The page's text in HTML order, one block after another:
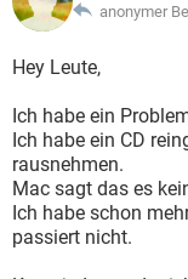
FACEBOOK
WHATSAPP
FACEBOOK
ANDROID
FACEBOOK
SPIELE
ANDROID
WINDOWS 10
WHATSAPP
FACEBOOK
anonymer
Hey Leute,
Ich habe ein
Ich habe ein CD
rausnehmen.
Mac sagt das es
Ich habe schon
passiert nicht.